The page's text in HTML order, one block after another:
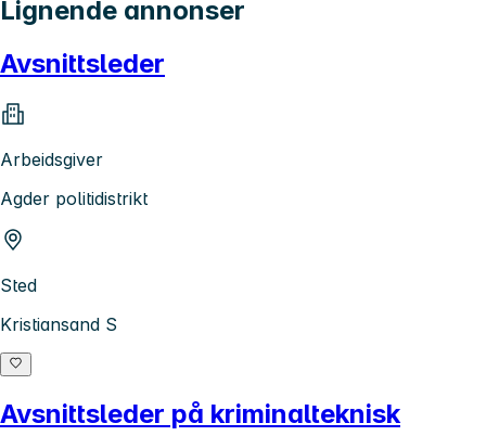
Lignende annonser
Avsnittsleder
Arbeidsgiver
Agder politidistrikt
Sted
Kristiansand S
Avsnittsleder på kriminalteknisk